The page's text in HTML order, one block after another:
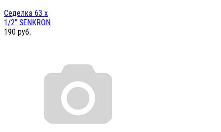
Седелка 63 х
1/2" SENKRON
190 руб.